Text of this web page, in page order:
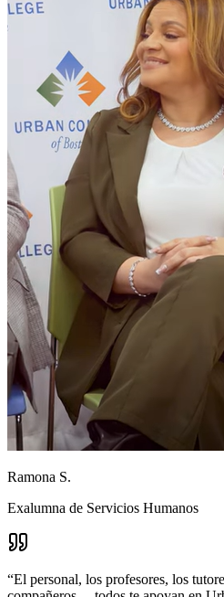
Ramona S.
Exalumna de Servicios Humanos
“El personal, los profesores, los